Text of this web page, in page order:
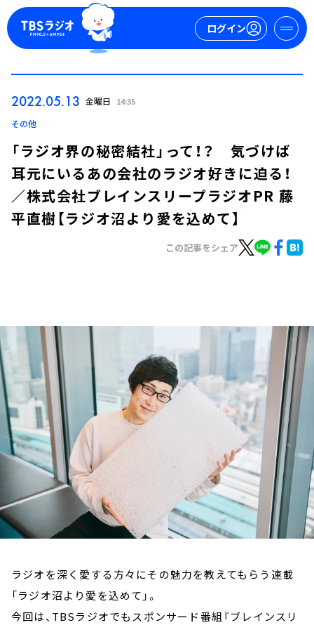
ログイン
お知らせ
イベント・グッズ
YouTube
会社情報
2022.05.13 金曜日 14:35
その他
「ラジオ界の秘密結社」って！？ 気づけば
耳元にいるあの会社のラジオ好きに迫る！
／株式会社ブレインスリープラジオPR 藤
平直樹【ラジオ沼より愛を込めて】
この記事をシェア
ラジオを深く愛する方々にその魅力を教えてもらう連載
「ラジオ沼より愛を込めて」。
今回は、TBSラジオでもスポンサード番組『ブレインスリ